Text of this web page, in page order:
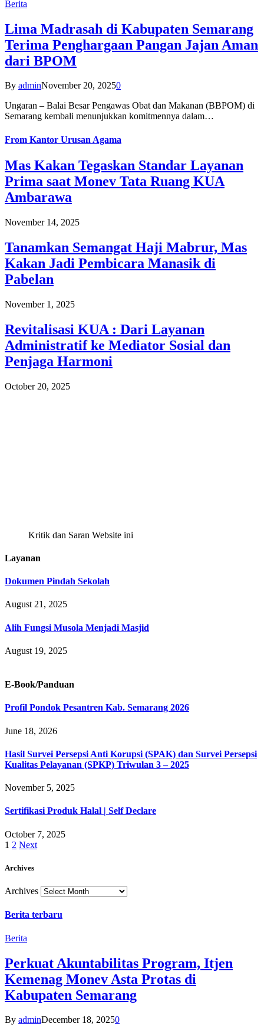
Berita
Lima Madrasah di Kabupaten Semarang
Terima Penghargaan Pangan Jajan Aman
dari BPOM
By adminNovember 20, 20250
Ungaran – Balai Besar Pengawas Obat dan Makanan (BBPOM) di
Semarang kembali menunjukkan komitmennya dalam…
From Kantor Urusan Agama
Mas Kakan Tegaskan Standar Layanan
Prima saat Monev Tata Ruang KUA
Ambarawa
November 14, 2025
Tanamkan Semangat Haji Mabrur, Mas
Kakan Jadi Pembicara Manasik di
Pabelan
November 1, 2025
Revitalisasi KUA : Dari Layanan
Administratif ke Mediator Sosial dan
Penjaga Harmoni
October 20, 2025
Kritik dan Saran Website ini
Layanan
Dokumen Pindah Sekolah
August 21, 2025
Alih Fungsi Musola Menjadi Masjid
August 19, 2025
E-Book/Panduan
Profil Pondok Pesantren Kab. Semarang 2026
June 18, 2026
Hasil Survei Persepsi Anti Korupsi (SPAK) dan Survei Persepsi
Kualitas Pelayanan (SPKP) Triwulan 3 – 2025
November 5, 2025
Sertifikasi Produk Halal | Self Declare
October 7, 2025
1 2 Next
Archives
Archives
Berita terbaru
Berita
Perkuat Akuntabilitas Program, Itjen
Kemenag Monev Asta Protas di
Kabupaten Semarang
By adminDecember 18, 20250